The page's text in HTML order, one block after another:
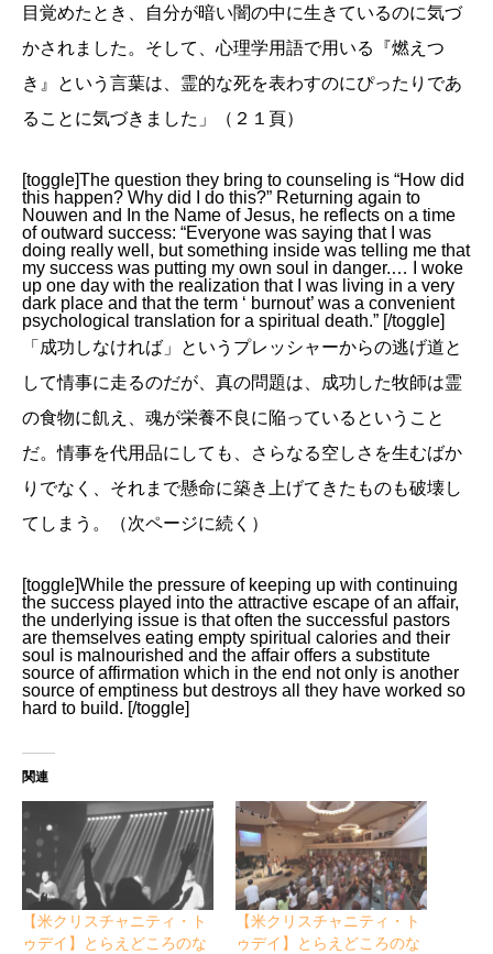
目覚めたとき、自分が暗い闇の中に生きているのに気づ
かされました。そして、心理学用語で用いる『燃えつ
き』という言葉は、霊的な死を表わすのにぴったりであ
ることに気づきました」（２１頁）
[toggle]The question they bring to counseling is “How did
this happen? Why did I do this?” Returning again to
Nouwen and In the Name of Jesus, he reflects on a time
of outward success: “Everyone was saying that I was
doing really well, but something inside was telling me that
my success was putting my own soul in danger.… I woke
up one day with the realization that I was living in a very
dark place and that the term ‘ burnout’ was a convenient
psychological translation for a spiritual death.” [/toggle]
「成功しなければ」というプレッシャーからの逃げ道と
して情事に走るのだが、真の問題は、成功した牧師は霊
の食物に飢え、魂が栄養不良に陥っているということ
だ。情事を代用品にしても、さらなる空しさを生むばか
りでなく、それまで懸命に築き上げてきたものも破壊し
てしまう。（次ページに続く）
[toggle]While the pressure of keeping up with continuing
the success played into the attractive escape of an affair,
the underlying issue is that often the successful pastors
are themselves eating empty spiritual calories and their
soul is malnourished and the affair offers a substitute
source of affirmation which in the end not only is another
source of emptiness but destroys all they have worked so
hard to build. [/toggle]
関連
【米クリスチャニティ・ト
ゥデイ】とらえどころのな
【米クリスチャニティ・ト
ゥデイ】とらえどころのな